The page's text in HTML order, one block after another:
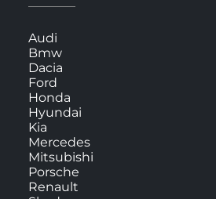
Audi
Bmw
Dacia
Ford
Honda
Hyundai
Kia
Mercedes
Mitsubishi
Porsche
Renault